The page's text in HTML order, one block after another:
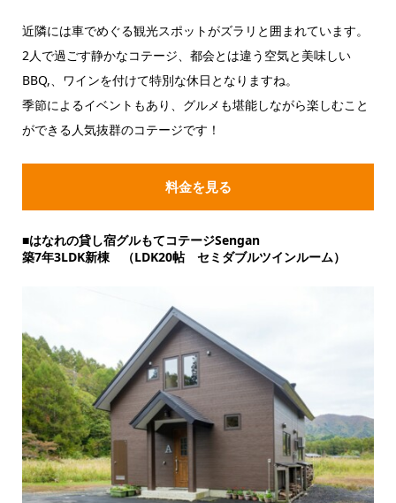
近隣には車でめぐる観光スポットがズラリと囲まれています。
2人で過ごす静かなコテージ、都会とは違う空気と美味しい
BBQ,、ワインを付けて特別な休日となりますね。
季節によるイベントもあり、グルメも堪能しながら楽しむこと
ができる人気抜群のコテージです！
料金を見る
■はなれの貸し宿グルもてコテージSengan
築7年3LDK新棟 （LDK20帖 セミダブルツインルーム）